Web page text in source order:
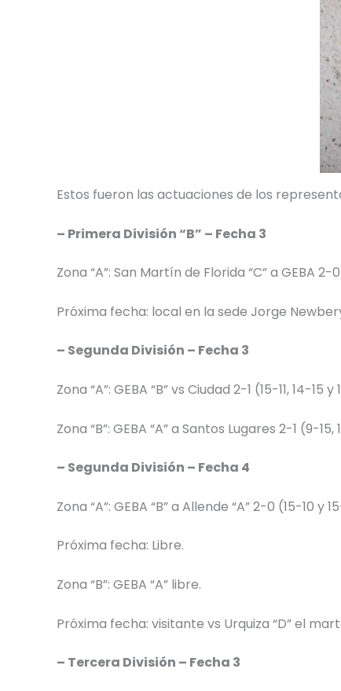
Estos fueron las actuaciones de los
– Primera División “B” – Fecha 3
Zona “A”: San Martín de Florida “C” a GEBA 2-
Próxima fecha: local en la sede Jorge
– Segunda División – Fecha 3
Zona “A”: GEBA “B” vs Ciudad 2-1 (15-11, 14-15 y
Zona “B”: GEBA “A” a Santos Lugares 2-1 (9-15,
– Segunda División – Fecha 4
Zona “A”: GEBA “B” a Allende “A” 2-0 (15-10 y
Próxima fecha: Libre.
Zona “B”: GEBA “A” libre.
Próxima fecha: visitante vs Urquiza “D” el
– Tercera División – Fecha 3